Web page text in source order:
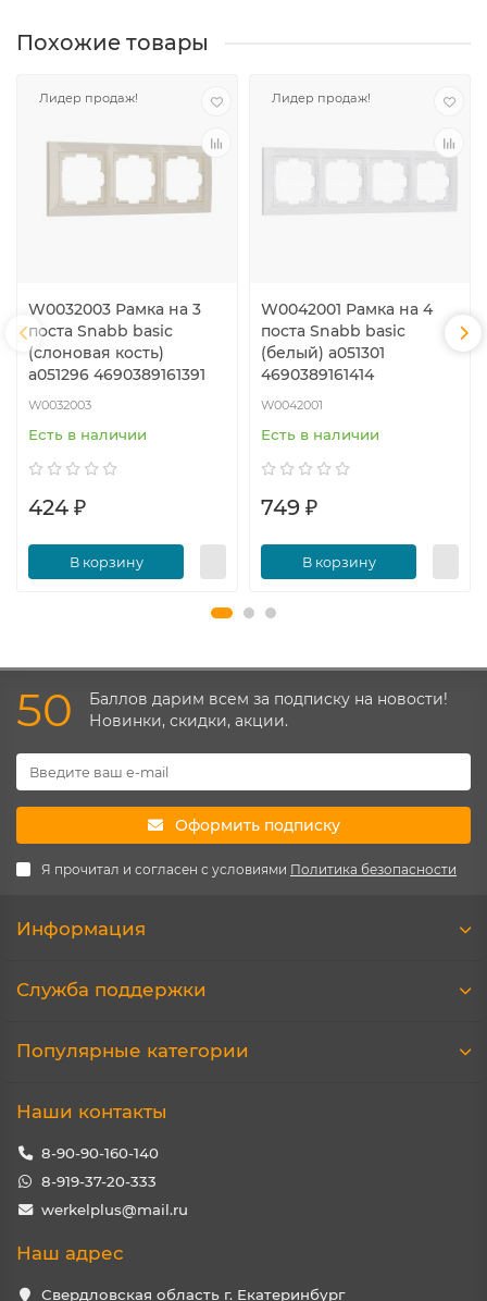
Похожие товары
Лидер продаж!
W0032003 Рамка на 3
поста Snabb basic
(слоновая кость)
a051296 4690389161391
W0032003
Есть в наличии
424 ₽
В корзину
Лидер продаж!
W0042001 Рамка на 4
поста Snabb basic
(белый) a051301
4690389161414
W0042001
Есть в наличии
749 ₽
В корзину
50
Баллов дарим всем за подписку на новости!
Новинки, скидки, акции.
Оформить подписку
Я прочитал и согласен с условиями Политика безопасности
Информация
Служба поддержки
Популярные категории
Наши контакты
8-90-90-160-140
8-919-37-20-333
werkelplus@mail.ru
Наш адрес
Свердловская область г. Екатеринбург